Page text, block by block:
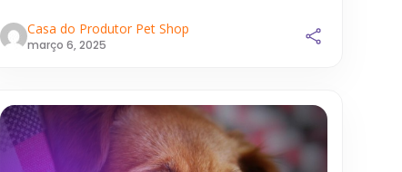
Casa do Produtor Pet Shop
março 6, 2025